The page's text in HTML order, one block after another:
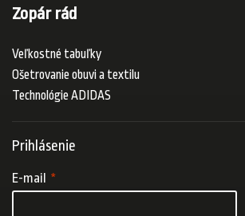
Zopár rád
Veľkostné tabuľky
Ošetrovanie obuvi a textilu
Technológie ADIDAS
Prihlásenie
E-mail